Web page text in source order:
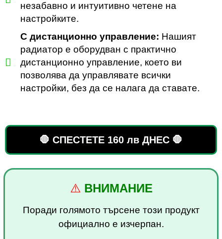
незабавно и интуитивно четене на
настройките.
С дистанционно управление: Нашият
радиатор е оборудван с практично
дистанционно управление, което ви
позволява да управлявате всички
настройки, без да се налага да ставате.
🛑 СПЕСТЕТЕ 160 лв ДНЕС 🛑
⚠️ ВНИМАНИЕ
Поради голямото търсене този продукт
официално е изчерпан.